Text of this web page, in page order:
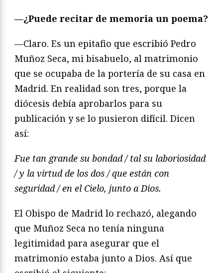
—¿Puede recitar de memoria un poema?
—Claro. Es un epitafio que escribió Pedro
Muñoz Seca, mi bisabuelo, al matrimonio
que se ocupaba de la portería de su casa en
Madrid. En realidad son tres, porque la
diócesis debía aprobarlos para su
publicación y se lo pusieron difícil. Dicen
así:
Fue tan grande su bondad / tal su laboriosidad
/ y la virtud de los dos / que están con
seguridad / en el Cielo, junto a Dios.
El Obispo de Madrid lo rechazó, alegando
que Muñoz Seca no tenía ninguna
legitimidad para asegurar que el
matrimonio estaba junto a Dios. Así que